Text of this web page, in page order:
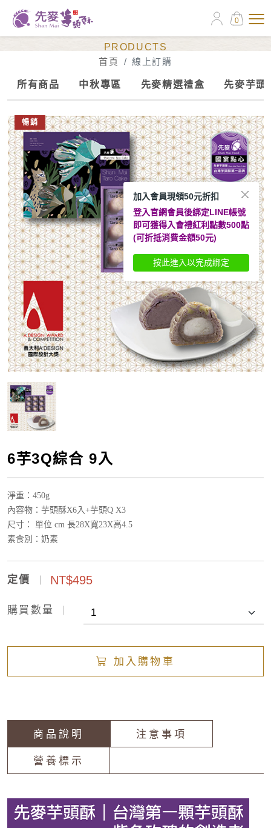
0
PRODUCTS
首頁
線上訂購
所有商品 中秋專區 先麥精選禮盒 先麥芋頭
暢銷
6芋3Q綜合 9入
淨重 ：450g
內容物：芋頭酥X6入+芋頭Q X3
尺寸： 單位 cm 長28X寬23X高4.5
素食別：奶素
定價 NT$495
購買數量
加入購物車
商品說明 注意事項
營養標示
加入會員現領50元折扣
登入官網會員後綁定LINE帳號
即可獲得入會禮紅利點數500點
(可折抵消費金額50元)
按此進入以完成綁定